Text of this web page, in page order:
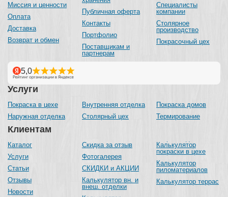
Миссия и ценности
Оплата
Доставка
Возврат и обмен
Публичная оферта
Контакты
Портфолио
Поставщикам и
партнерам
Специалисты
компании
Столярное
производство
Покрасочный цех
Услуги
Покраска в цехе
Наружная отделка
Внутренняя отделка
Столярный цех
Покраска домов
Термирование
Клиентам
Каталог
Услуги
Статьи
Отзывы
Новости
Скидка за отзыв
Фотогалерея
СКИДКИ и АКЦИИ
Калькулятор вн. и
внеш. отделки
Калькулятор
покраски в цехе
Калькулятор
пиломатериалов
Калькулятор террас